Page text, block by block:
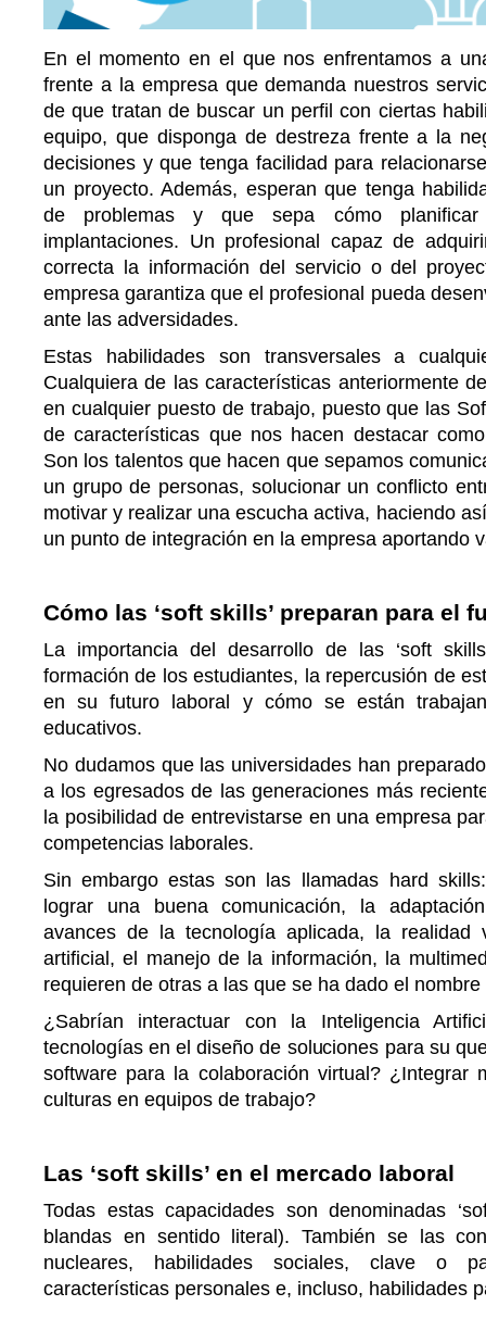
En el momento en el que nos enfrentamos a
frente a la empresa que demanda nuestros
de que tratan de buscar un perfil con ciertas
equipo, que disponga de destreza frente a la
decisiones y que tenga facilidad para
un proyecto. Además, esperan que tenga
de problemas y que sepa cómo
implantaciones. Un profesional capaz de
correcta la información del servicio o del
empresa garantiza que el profesional pueda
ante las adversidades.
Estas habilidades son transversales a
Cualquiera de las características anteriormente
en cualquier puesto de trabajo, puesto que las
de características que nos hacen destacar
Son los talentos que hacen que sepamos
un grupo de personas, solucionar un conflicto
motivar y realizar una escucha activa, haciendo
un punto de integración en la empresa aportando
Cómo las ‘soft skills’ preparan para el
La importancia del desarrollo de las ‘soft
formación de los estudiantes, la repercusión de
en su futuro laboral y cómo se están
educativos.
No dudamos que las universidades han
a los egresados de las generaciones más
la posibilidad de entrevistarse en una empresa
competencias laborales.
Sin embargo estas son las llamadas hard
lograr una buena comunicación, la
avances de la tecnología aplicada, la realidad
artificial, el manejo de la información, la
requieren de otras a las que se ha dado el nombre
¿Sabrían interactuar con la Inteligencia
tecnologías en el diseño de soluciones para su
software para la colaboración virtual? ¿Integrar
culturas en equipos de trabajo?
Las ‘soft skills’ en el mercado laboral
Todas estas capacidades son denominadas
blandas en sentido literal). También se las
nucleares, habilidades sociales, clave o
características personales e, incluso, habilidades